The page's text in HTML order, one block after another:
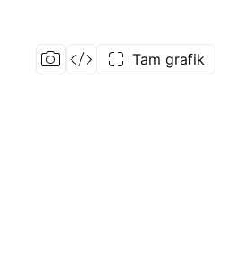
Tam grafik